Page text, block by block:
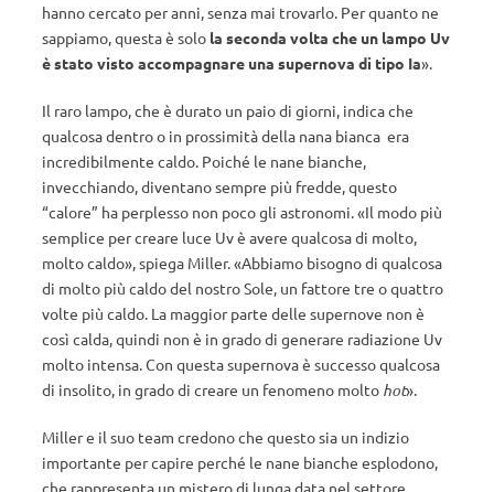
hanno cercato per anni, senza mai trovarlo. Per quanto ne
sappiamo, questa è solo la seconda volta che un lampo Uv
è stato visto accompagnare una supernova di tipo Ia».
Il raro lampo, che è durato un paio di giorni, indica che
qualcosa dentro o in prossimità della nana bianca era
incredibilmente caldo. Poiché le nane bianche,
invecchiando, diventano sempre più fredde, questo
“calore” ha perplesso non poco gli astronomi. «Il modo più
semplice per creare luce Uv è avere qualcosa di molto,
molto caldo», spiega Miller. «Abbiamo bisogno di qualcosa
di molto più caldo del nostro Sole, un fattore tre o quattro
volte più caldo. La maggior parte delle supernove non è
così calda, quindi non è in grado di generare radiazione Uv
molto intensa. Con questa supernova è successo qualcosa
di insolito, in grado di creare un fenomeno molto hot».
Miller e il suo team credono che questo sia un indizio
importante per capire perché le nane bianche esplodono,
che rappresenta un mistero di lunga data nel settore.